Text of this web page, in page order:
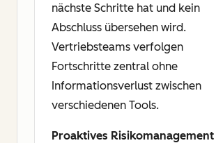
nächste Schritte hat und kein
Abschluss übersehen wird.
Vertriebsteams verfolgen
Fortschritte zentral ohne
Informationsverlust zwischen
verschiedenen Tools.
Proaktives Risikomanagement